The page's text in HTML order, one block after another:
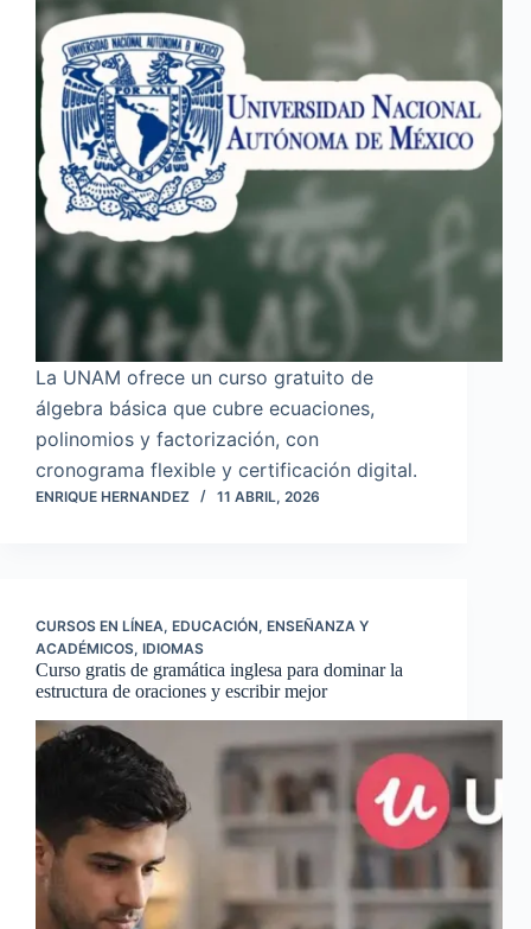
La UNAM ofrece un curso gratuito de
álgebra básica que cubre ecuaciones,
polinomios y factorización, con
cronograma flexible y certificación digital.
ENRIQUE HERNANDEZ 11 ABRIL, 2026
CURSOS EN LÍNEA, EDUCACIÓN, ENSEÑANZA Y
ACADÉMICOS, IDIOMAS
Curso gratis de gramática inglesa para dominar la
estructura de oraciones y escribir mejor